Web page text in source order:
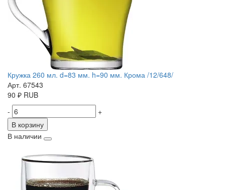
Кружка 260 мл. d=83 мм. h=90 мм. Крома /12/648/
Арт. 67543
90 ₽ RUB
-
+
В корзину
В наличии